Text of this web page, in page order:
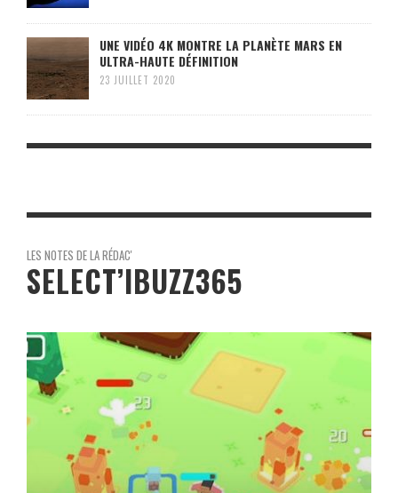
UNE VIDÉO 4K MONTRE LA PLANÈTE MARS EN
ULTRA-HAUTE DÉFINITION
23 JUILLET 2020
LES NOTES DE LA RÉDAC'
SELECT’IBUZZ365